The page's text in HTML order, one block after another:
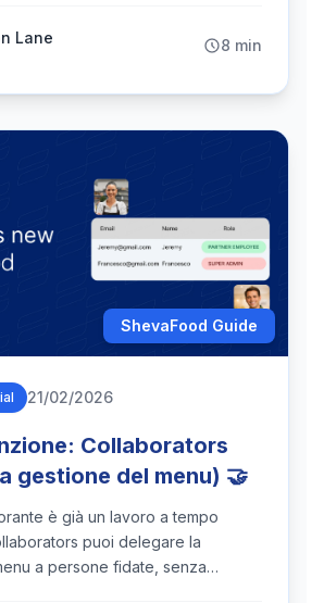
che amerai.
Lane
8 min
ShevaFood Guide
21/02/2026
Collaborators
gestione del menu) 🤝
è già un lavoro a tempo
puoi delegare la
a persone fidate, senza